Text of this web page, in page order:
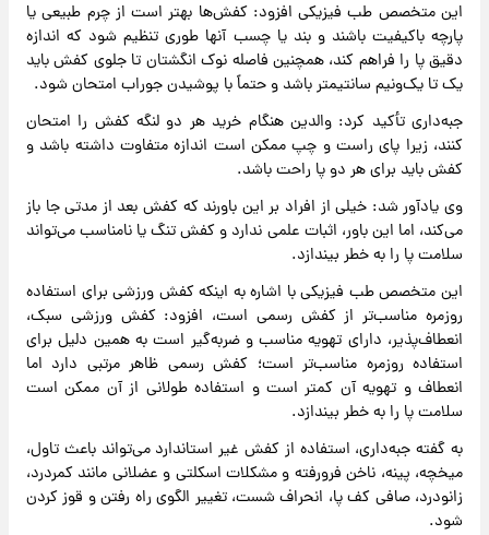
این متخصص طب فیزیکی افزود: کفش‌ها بهتر است از چرم طبیعی یا
پارچه باکیفیت باشند و بند یا چسب آنها طوری تنظیم شود که اندازه
دقیق پا را فراهم کند، همچنین فاصله نوک انگشتان تا جلوی کفش باید
یک تا یک‌ونیم سانتیمتر باشد و حتماً با پوشیدن جوراب امتحان شود.
جبه‌داری تأکید کرد: والدین هنگام خرید هر دو لنگه کفش را امتحان
کنند، زیرا پای راست و چپ ممکن است اندازه متفاوت داشته باشد و
کفش باید برای هر دو پا راحت باشد.
وی یادآور شد: خیلی از افراد بر این باورند که کفش بعد از مدتی جا باز
می‌کند، اما این باور، اثبات علمی ندارد و کفش تنگ یا نامناسب می‌تواند
سلامت پا را به خطر بیندازد.
این متخصص طب فیزیکی با اشاره به اینکه کفش ورزشی برای استفاده
روزمره مناسب‌تر از کفش رسمی است، افزود: کفش ورزشی سبک،
انعطاف‌پذیر، دارای تهویه مناسب و ضربه‌گیر است به همین دلیل برای
استفاده روزمره مناسب‌تر است؛ کفش رسمی ظاهر مرتبی دارد اما
انعطاف و تهویه آن کمتر است و استفاده طولانی از آن ممکن است
سلامت پا را به خطر بیندازد.
به گفته جبه‌داری، استفاده از کفش غیر استاندارد می‌تواند باعث تاول،
میخچه، پینه، ناخن فرورفته و مشکلات اسکلتی و عضلانی مانند کمردرد،
زانودرد، صافی کف پا، انحراف شست، تغییر الگوی راه رفتن و قوز کردن
شود.